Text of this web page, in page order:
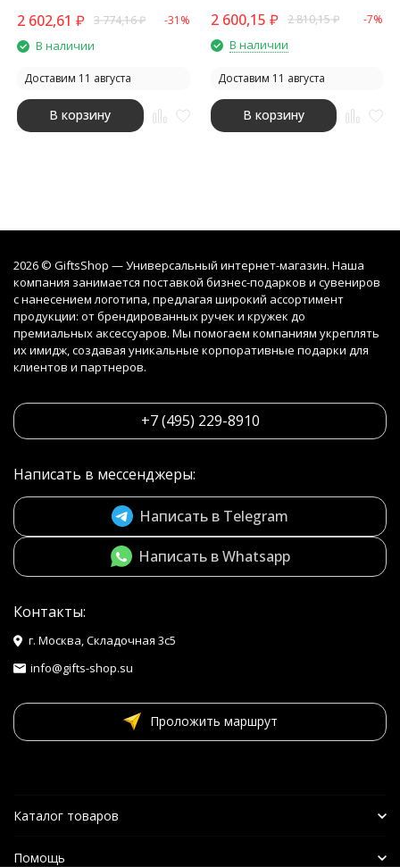
360 мл, синий
2 602,61 ₽ 3 774,16₽ -31%
В наличии
Доставим 11 августа
В корзину
2 600,15 ₽ 2 810,15₽ -7%
В наличии
Доставим 11 августа
В корзину
2026 © GiftsShop — Универсальный интернет-магазин. Наша
компания занимается поставкой бизнес-подарков и сувениров
с нанесением логотипа, предлагая широкий ассортимент
продукции: от брендированных ручек и кружек до
премиальных аксессуаров. Мы помогаем компаниям укреплять
их имидж, создавая уникальные корпоративные подарки для
клиентов и партнеров.
+7 (495) 229-8910
Написать в мессенджеры:
Написать в Telegram
Написать в Whatsapp
Контакты:
г. Москва, Складочная 3с5
info@gifts-shop.su
Проложить маршрут
Каталог товаров
Помощь